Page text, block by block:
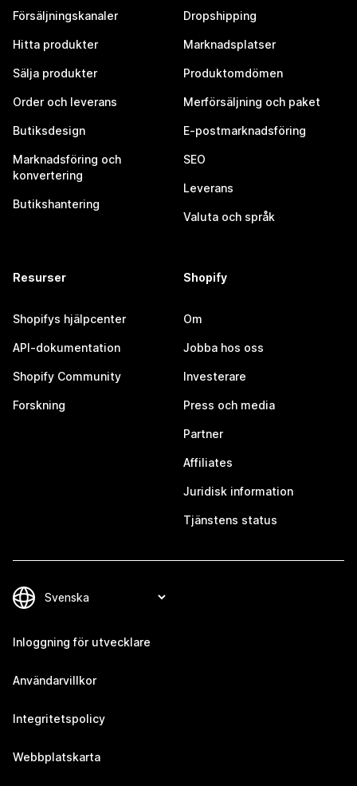
Försäljningskanaler
Hitta produkter
Sälja produkter
Order och leverans
Butiksdesign
Marknadsföring och
konvertering
Butikshantering
Dropshipping
Marknadsplatser
Produktomdömen
Merförsäljning och paket
E-postmarknadsföring
SEO
Leverans
Valuta och språk
Resurser
Shopifys hjälpcenter
API-dokumentation
Shopify Community
Forskning
Shopify
Om
Jobba hos oss
Investerare
Press och media
Partner
Affiliates
Juridisk information
Tjänstens status
Inloggning för utvecklare
Användarvillkor
Integritetspolicy
Webbplatskarta